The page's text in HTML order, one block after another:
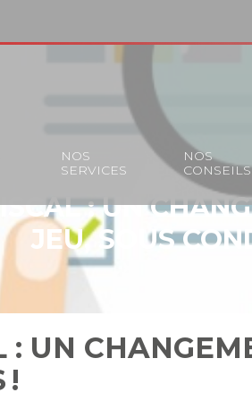
NOS
SERVICES
NOS
CONSEILS
: UN
JEU, SOUS
: UN
!